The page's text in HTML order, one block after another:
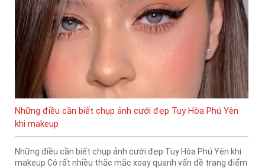
Những điều cần biết chụp ảnh cưới đẹp Tuy Hòa Phú Yên
khi makeup
Những điều cần biết chụp ảnh cưới đẹp Tuy Hòa Phú Yên khi
makeup Có rất nhiều thắc mắc xoay quanh vấn đề trang điểm